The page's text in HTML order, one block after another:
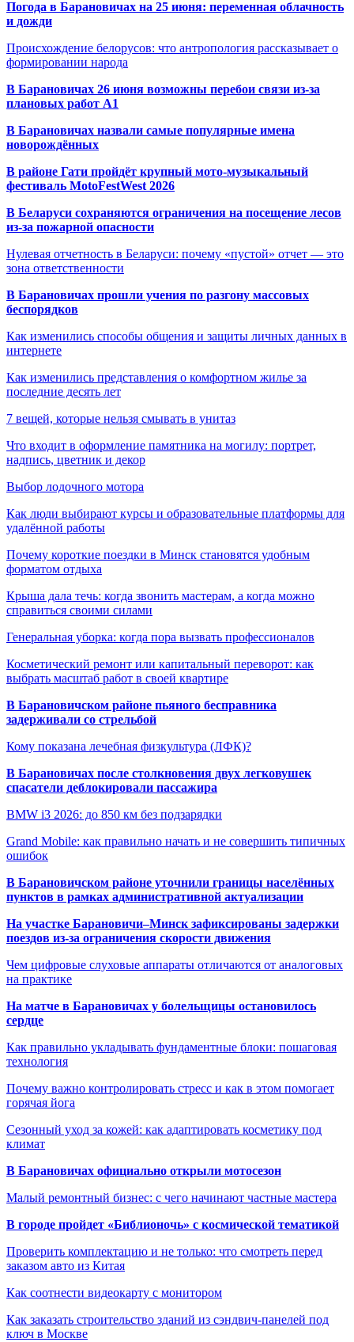
Погода в Барановичах на 25 июня: переменная облачность
и дожди
Происхождение белорусов: что антропология рассказывает о
формировании народа
В Барановичах 26 июня возможны перебои связи из-за
плановых работ A1
В Барановичах назвали самые популярные имена
новорождённых
В районе Гати пройдёт крупный мото-музыкальный
фестиваль MotoFestWest 2026
В Беларуси сохраняются ограничения на посещение лесов
из-за пожарной опасности
Нулевая отчетность в Беларуси: почему «пустой» отчет — это
зона ответственности
В Барановичах прошли учения по разгону массовых
беспорядков
Как изменились способы общения и защиты личных данных в
интернете
Как изменились представления о комфортном жилье за
последние десять лет
7 вещей, которые нельзя смывать в унитаз
Что входит в оформление памятника на могилу: портрет,
надпись, цветник и декор
Выбор лодочного мотора
Как люди выбирают курсы и образовательные платформы для
удалённой работы
Почему короткие поездки в Минск становятся удобным
форматом отдыха
Крыша дала течь: когда звонить мастерам, а когда можно
справиться своими силами
Генеральная уборка: когда пора вызвать профессионалов
Косметический ремонт или капитальный переворот: как
выбрать масштаб работ в своей квартире
В Барановичском районе пьяного бесправника
задерживали со стрельбой
Кому показана лечебная физкультура (ЛФК)?
В Барановичах после столкновения двух легковушек
спасатели деблокировали пассажира
BMW i3 2026: до 850 км без подзарядки
Grand Mobile: как правильно начать и не совершить типичных
ошибок
В Барановичском районе уточнили границы населённых
пунктов в рамках административной актуализации
На участке Барановичи–Минск зафиксированы задержки
поездов из-за ограничения скорости движения
Чем цифровые слуховые аппараты отличаются от аналоговых
на практике
На матче в Барановичах у болельщицы остановилось
сердце
Как правильно укладывать фундаментные блоки: пошаговая
технология
Почему важно контролировать стресс и как в этом помогает
горячая йога
Сезонный уход за кожей: как адаптировать косметику под
климат
В Барановичах официально открыли мотосезон
Малый ремонтный бизнес: с чего начинают частные мастера
В городе пройдет «Библионочь» с космической тематикой
Проверить комплектацию и не только: что смотреть перед
заказом авто из Китая
Как соотнести видеокарту с монитором
Как заказать строительство зданий из сэндвич-панелей под
ключ в Москве